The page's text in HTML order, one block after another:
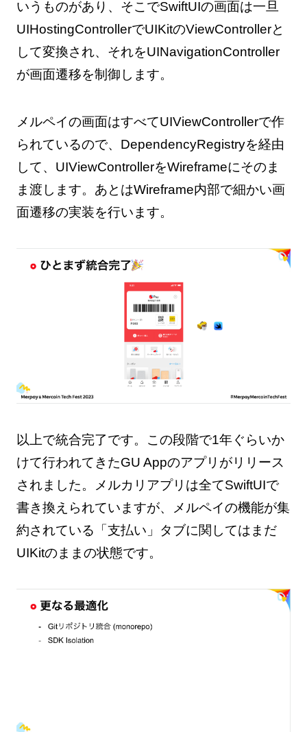
いうものがあり、そこでSwiftUIの画面は一旦
UIHostingControllerでUIKitのViewControllerと
して変換され、それをUINavigationController
が画面遷移を制御します。
メルペイの画面はすべてUIViewControllerで作
られているので、DependencyRegistryを経由
して、UIViewControllerをWireframeにそのま
ま渡します。あとはWireframe内部で細かい画
面遷移の実装を行います。
以上で統合完了です。この段階で1年ぐらいか
けて行われてきたGU Appのアプリがリリース
されました。メルカリアプリは全てSwiftUIで
書き換えられていますが、メルペイの機能が集
約されている「支払い」タブに関してはまだ
UIKitのままの状態です。